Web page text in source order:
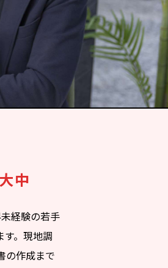
中
経験の若手
す。現地調
の作成まで